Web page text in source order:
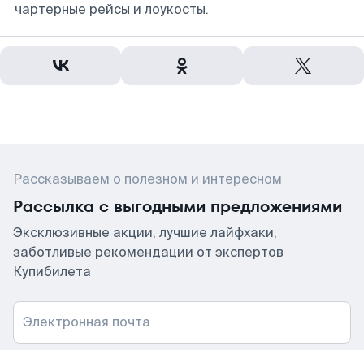
чартерные рейсы и лоукосты.
Рассказываем о полезном и интересном
Рассылка с выгодными предложениями
Эксклюзивные акции, лучшие лайфхаки,
заботливые рекомендации от экспертов
Купибилета
Электронная почта